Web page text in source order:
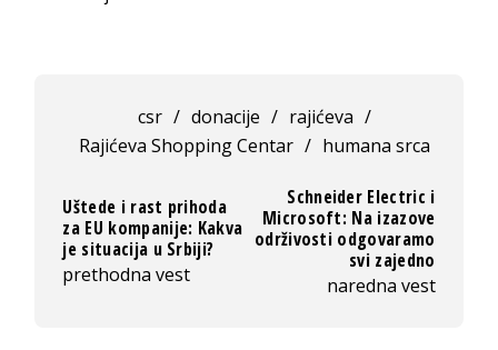
csr / donacije / rajićeva /
Rajićeva Shopping Centar / humana srca
Uštede i rast prihoda
za EU kompanije: Kakva
je situacija u Srbiji?
prethodna vest
Schneider Electric i
Microsoft: Na izazove
održivosti odgovaramo
svi zajedno
naredna vest